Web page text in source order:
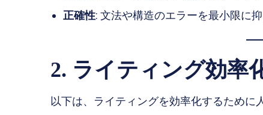
正確性: 文法や構造のエラーを最小限に抑
2. ライティング効率
以下は、ライティングを効率化するために